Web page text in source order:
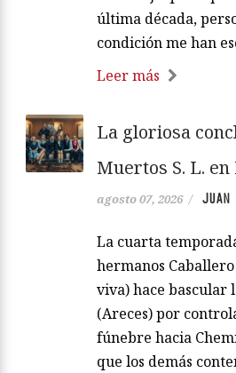
última década,
condición me han
Leer más
La gloriosa
Muertos S. L.
agosto 07, 2026 / JUAN
La cuarta
hermanos
viva) hace bascular
(Areces) por
fúnebre hacia
que los demás